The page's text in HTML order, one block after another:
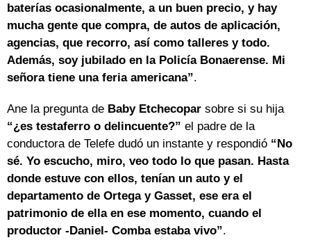
baterías ocasionalmente, a un buen precio, y hay
mucha gente que compra, de autos de aplicación,
agencias, que recorro, así como talleres y todo.
Además, soy jubilado en la Policía Bonaerense. Mi
señora tiene una feria americana”.
Ane la pregunta de Baby Etchecopar sobre si su hija
“¿es testaferro o delincuente?” el padre de la
conductora de Telefe dudó un instante y respondió “No
sé. Yo escucho, miro, veo todo lo que pasan. Hasta
donde estuve con ellos, tenían un auto y el
departamento de Ortega y Gasset, ese era el
patrimonio de ella en ese momento, cuando el
productor -Daniel- Comba estaba vivo”.